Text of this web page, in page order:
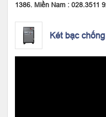
1386. Miền Nam : 028.3511
Két bạc